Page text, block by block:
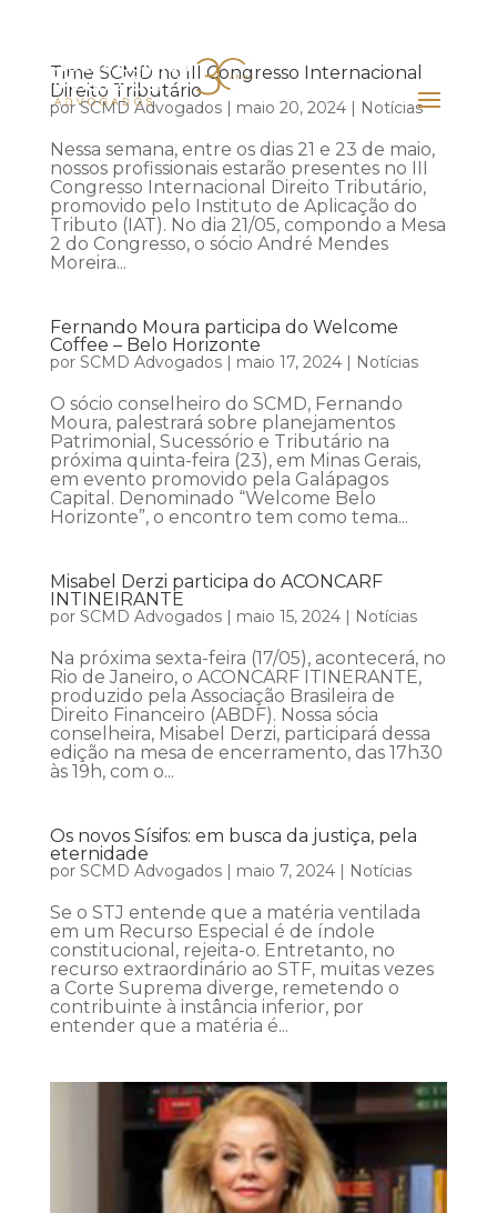
Time SCMD no III Congresso Internacional
Direito Tributário
porSCMD Advogados| maio 20, 2024| Notícias
Nessa semana, entre os dias 21 e 23 de maio,
nossos profissionais estarão presentes no III
Congresso Internacional Direito Tributário,
promovido pelo Instituto de Aplicação do
Tributo (IAT). No dia 21/05, compondo a Mesa
2 do Congresso, o sócio André Mendes
Moreira...
Fernando Moura participa do Welcome
Coffee – Belo Horizonte
por SCMD Advogados| maio 17, 2024| Notícias
O sócio conselheiro do SCMD, Fernando
Moura, palestrará sobre planejamentos
Patrimonial, Sucessório e Tributário na
próxima quinta-feira (23), em Minas Gerais,
em evento promovido pela Galápagos
Capital. Denominado “Welcome Belo
Horizonte”, o encontro tem como tema...
Misabel Derzi participa do ACONCARF
INTINEIRANTE
por SCMD Advogados| maio 15, 2024| Notícias
Na próxima sexta-feira (17/05), acontecerá, no
Rio de Janeiro, o ACONCARF ITINERANTE,
produzido pela Associação Brasileira de
Direito Financeiro (ABDF). Nossa sócia
conselheira, Misabel Derzi, participará dessa
edição na mesa de encerramento, das 17h30
às 19h, com o...
Os novos Sísifos: em busca da justiça, pela
eternidade
por SCMD Advogados| maio 7, 2024| Notícias
Se o STJ entende que a matéria ventilada
em um Recurso Especial é de índole
constitucional, rejeita-o. Entretanto, no
recurso extraordinário ao STF, muitas vezes
a Corte Suprema diverge, remetendo o
contribuinte à instância inferior, por
entender que a matéria é...